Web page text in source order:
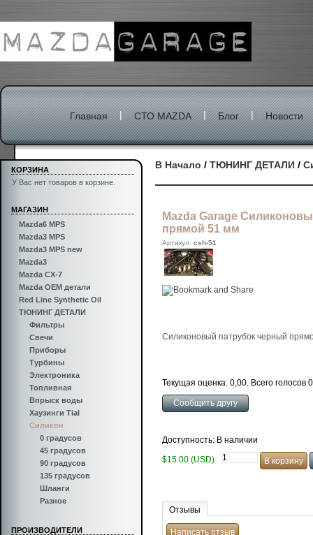
Главная | СТО MAZDA | Блог | Новости
КОРЗИНА
У Вас нет товаров в корзине.
МАГАЗИН
Mazda6 MPS
Mazda3 MPS
Mazda3 MPS new
Mazda3
Mazda CX-7
Mazda OEM детали
Red Line Synthetic Oil
ТЮНИНГ ДЕТАЛИ
Фильтры
Свечи
Приборы
Турбины
Электроника
Топливная
Впрыск воды
Хаузинги Tial
Силикон
0 градусов
45 градусов
90 градусов
135 градусов
Шланги
Разное
ПРОИЗВОДИТЕЛИ
В Начало / ТЮНИНГ ДЕТАЛИ /
Mazda Garage
прямой 51 мм
Артикул: csh-51
Силиконовый патрубок черный
Текущая оценка: 0,00. Всего голосов
Доступность: В наличии
$15.00 (USD)
Отзывы